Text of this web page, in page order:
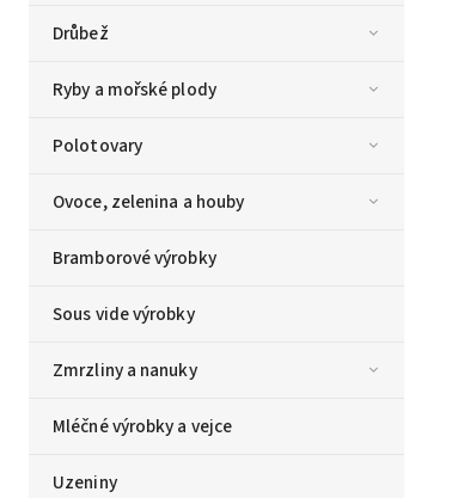
Drůbež
Ryby a mořské plody
Polotovary
Ovoce, zelenina a houby
Bramborové výrobky
Sous vide výrobky
Zmrzliny a nanuky
Mléčné výrobky a vejce
Uzeniny